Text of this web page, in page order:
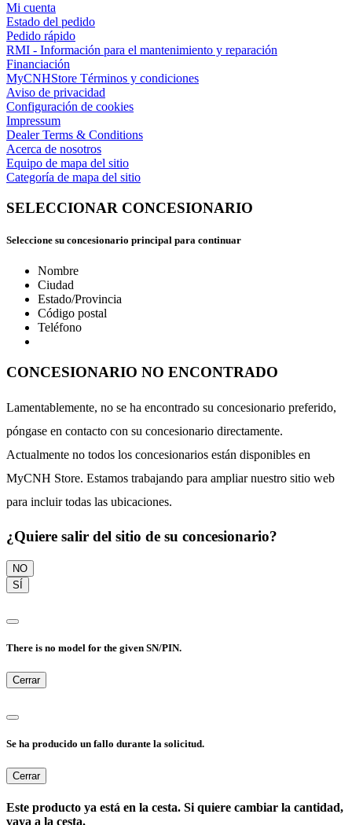
Mi cuenta
Estado del pedido
Pedido rápido
RMI - Información para el mantenimiento y reparación
Financiación
MyCNHStore Términos y condiciones
Aviso de privacidad
Configuración de cookies
Impressum
Dealer Terms & Conditions
Acerca de nosotros
Equipo de mapa del sitio
Categoría de mapa del sitio
SELECCIONAR CONCESIONARIO
Seleccione su concesionario principal para continuar
Nombre
Ciudad
Estado/Provincia
Código postal
Teléfono
CONCESIONARIO NO ENCONTRADO
Lamentablemente, no se ha encontrado su concesionario preferido,
póngase en contacto con su concesionario directamente.
Actualmente no todos los concesionarios están disponibles en
MyCNH Store. Estamos trabajando para ampliar nuestro sitio web
para incluir todas las ubicaciones.
¿Quiere salir del sitio de su concesionario?
NO
SÍ
There is no model for the given SN/PIN.
Cerrar
Se ha producido un fallo durante la solicitud.
Cerrar
Este producto ya está en la cesta. Si quiere cambiar la cantidad,
vaya a la cesta.